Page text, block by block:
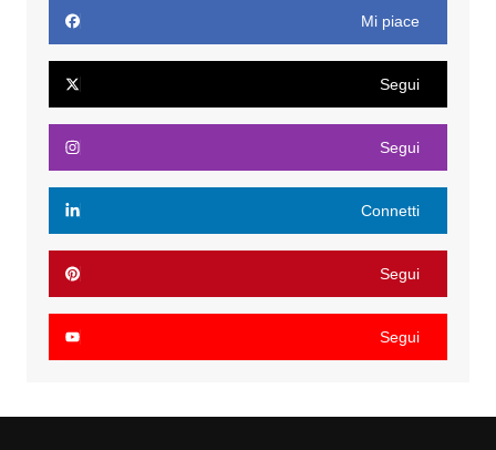
Mi piace
Segui
Segui
Connetti
Segui
Segui